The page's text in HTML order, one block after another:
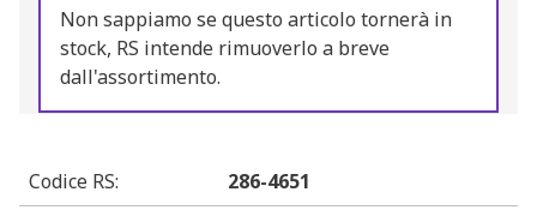
Non sappiamo se questo articolo tornerà in
stock, RS intende rimuoverlo a breve
dall'assortimento.
Codice RS:
286-4651